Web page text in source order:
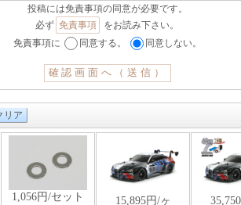
投稿には免責事項の同意が必要です。
必ず 免責事項
をお読み下さい。
免責事項に
同意する。 同意しない。
リア